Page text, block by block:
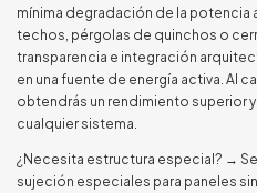
mínima degradación de la potencia
techos, pérgolas de quinchos o
transparencia e integración
en una fuente de energía activa. Al
obtendrás un rendimiento superior
cualquier sistema.
¿Necesita estructura especial? →
sujeción especiales para paneles